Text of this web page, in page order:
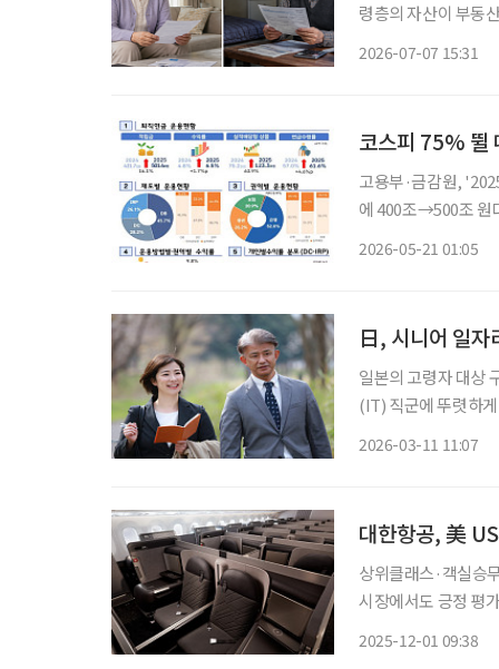
령층의 자산이 부동
2026-07-07 15:31
코스피 75% 뛸
고용부·금감원,
에 400조→500조 원
2026-05-21 01:05
日, 시니어 일
일본의 고령자 대상
(IT) 직군에 뚜렷하
2026-03-11 11:07
대한항공, 美
상위클래스·객실승무원·기내식
시장에서도 긍정 평가 대한항공은 미국 유력 종합일간지 USA투데이가 주관하는 ‘2025
2025-12-01 09:38